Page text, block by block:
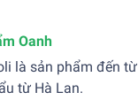
Oanh
là sản phẩm đến
từ Hà Lan.